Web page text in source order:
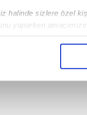
halinde sizlere özel
yaparken
elimizden gelen